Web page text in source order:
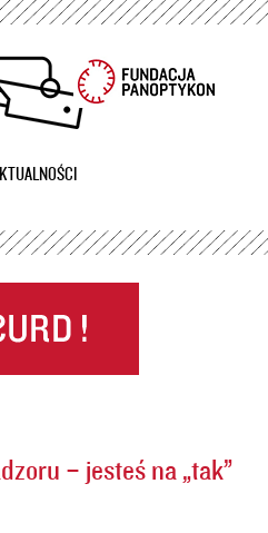
– jesteś na „tak”